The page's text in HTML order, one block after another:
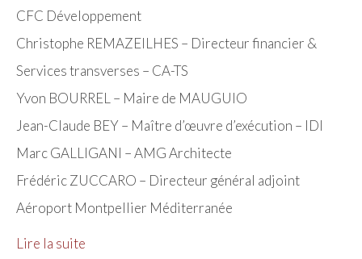
CFC Développement
Christophe REMAZEILHES – Directeur financier &
Services transverses – CA-TS
Yvon BOURREL – Maire de MAUGUIO
Jean-Claude BEY – Maître d’œuvre d’exécution – IDI
Marc GALLIGANI – AMG Architecte
Frédéric ZUCCARO – Directeur général adjoint
Aéroport Montpellier Méditerranée
Lire la suite